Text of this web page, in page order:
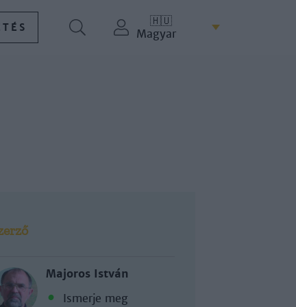
🇭🇺
Magyar
Majoros István
Ismerje meg